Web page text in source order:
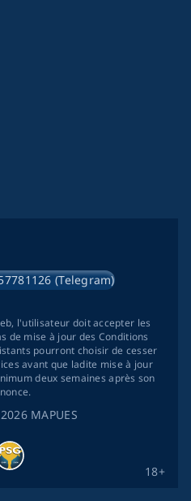
MAPUES
(Telegram)
18+
l'utilisateur doit accepter les
de mise à jour des Conditions
pourront choisir de cesser
avant que ladite mise à jour
deux semaines après son